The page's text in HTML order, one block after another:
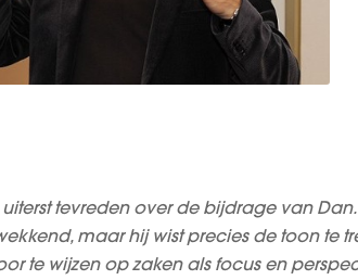
uiterst tevreden over de bijdrage van
maar hij wist precies de toon te
te wijzen op zaken als focus en